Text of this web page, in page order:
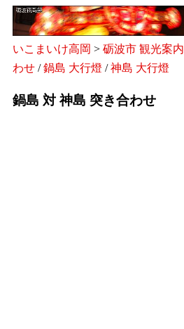
いこまいけ高岡 > 砺波市 観光案内
わせ /鍋島 大行燈 /神島 大行燈
鍋島 対 神島 突き合わせ